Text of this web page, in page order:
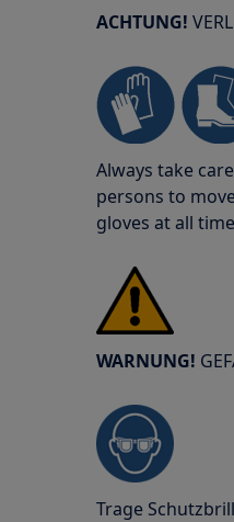
ACHTUNG!
Always take
persons to
gloves at all
WARNUNG!
Trage